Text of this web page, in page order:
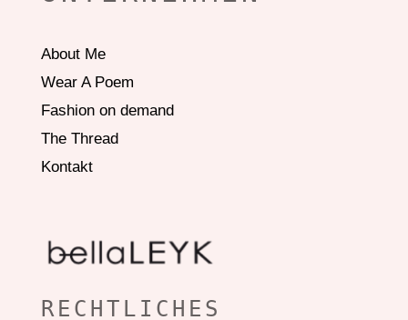
About Me
Wear A Poem
Fashion on demand
The Thread
Kontakt
RECHTLICHES